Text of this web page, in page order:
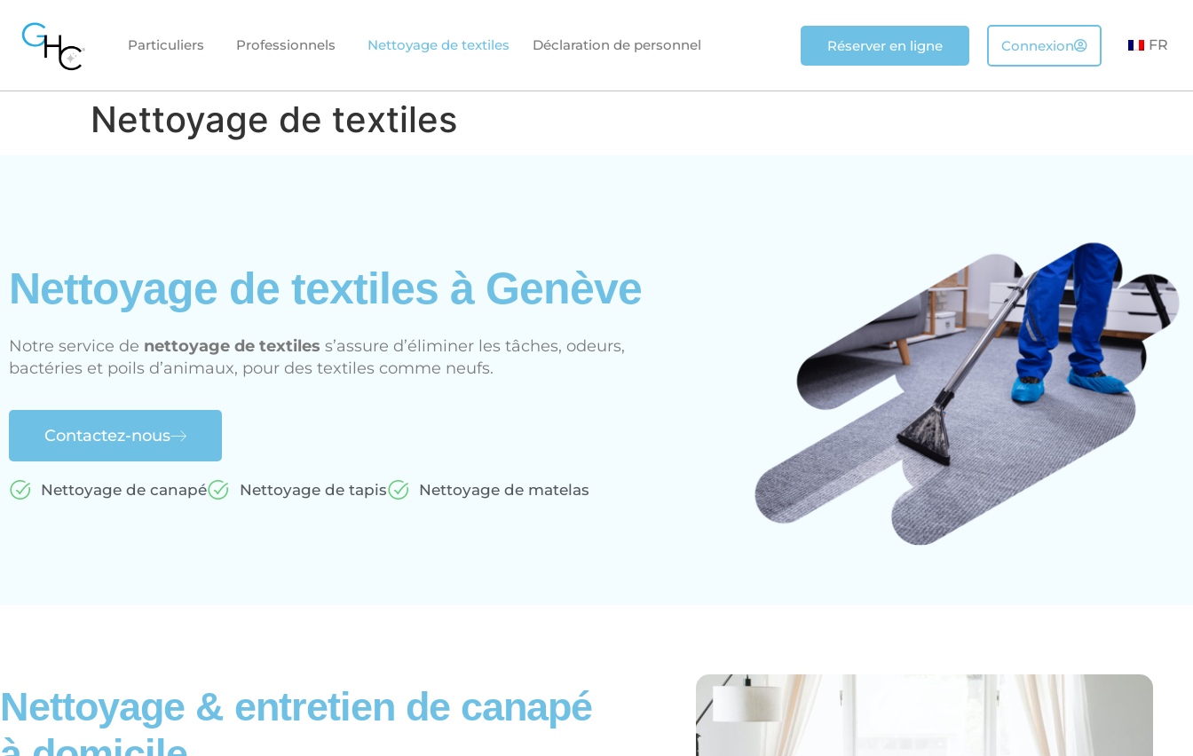
Particuliers Professionnels Nettoyage de textiles Déclaration de personnel Réserver en ligne Connexion FR
Nettoyage de textiles
Nettoyage de textiles à Genève
Notre service de nettoyage de textiles s’assure d’éliminer les tâches, odeurs,
bactéries et poils d’animaux, pour des textiles comme neufs.
Contactez-nous
Nettoyage de canapé Nettoyage de tapis Nettoyage de matelas
Nettoyage & entretien de canapé